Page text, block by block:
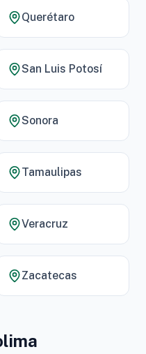
Querétaro
San Luis Potosí
Sonora
Tamaulipas
Veracruz
Zacatecas